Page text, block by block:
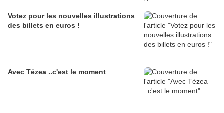
Votez pour les nouvelles illustrations
des billets en euros !
Avec Tézea ..c'est le moment